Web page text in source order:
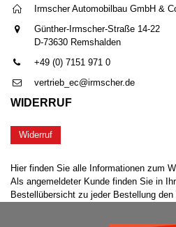
Irmscher Automobilbau GmbH &
Günther-Irmscher-Straße 14-22
D-73630 Remshalden
+49 (0) 7151 971 0
vertrieb_ec@irmscher.de
WIDERRUF
Widerruf
Hier finden Sie alle Informationen zum
Als angemeldeter Kunde finden Sie in
Bestellübersicht zu jeder Bestellung den